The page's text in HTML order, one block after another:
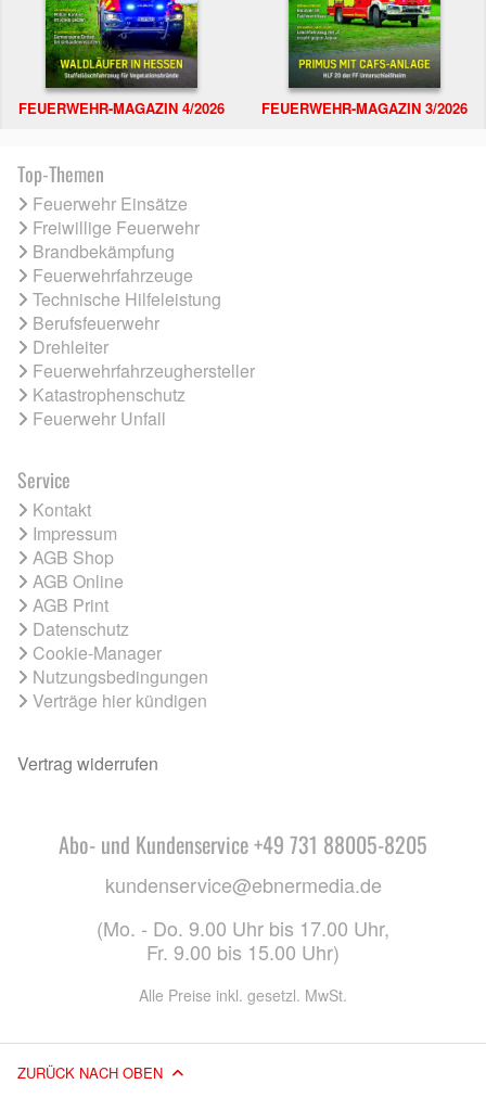
FEUERWEHR-MAGAZIN 4/2026 FEUERWEHR-MAGAZIN 3/2026
Top-Themen
Feuerwehr Einsätze
Freiwillige Feuerwehr
Brandbekämpfung
Feuerwehrfahrzeuge
Technische Hilfeleistung
Berufsfeuerwehr
Drehleiter
Feuerwehrfahrzeughersteller
Katastrophenschutz
Feuerwehr Unfall
Service
Kontakt
Impressum
AGB Shop
AGB Online
AGB Print
Datenschutz
Cookie-Manager
Nutzungsbedingungen
Verträge hier kündigen
Vertrag widerrufen
Abo- und Kundenservice +49 731 88005-8205
kundenservice@ebnermedia.de
(Mo. - Do. 9.00 Uhr bis 17.00 Uhr,
Fr. 9.00 bis 15.00 Uhr)
Alle Preise inkl. gesetzl. MwSt.
ZURÜCK NACH OBEN